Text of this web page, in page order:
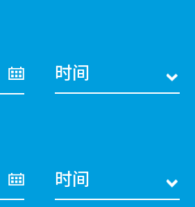
时间
时间